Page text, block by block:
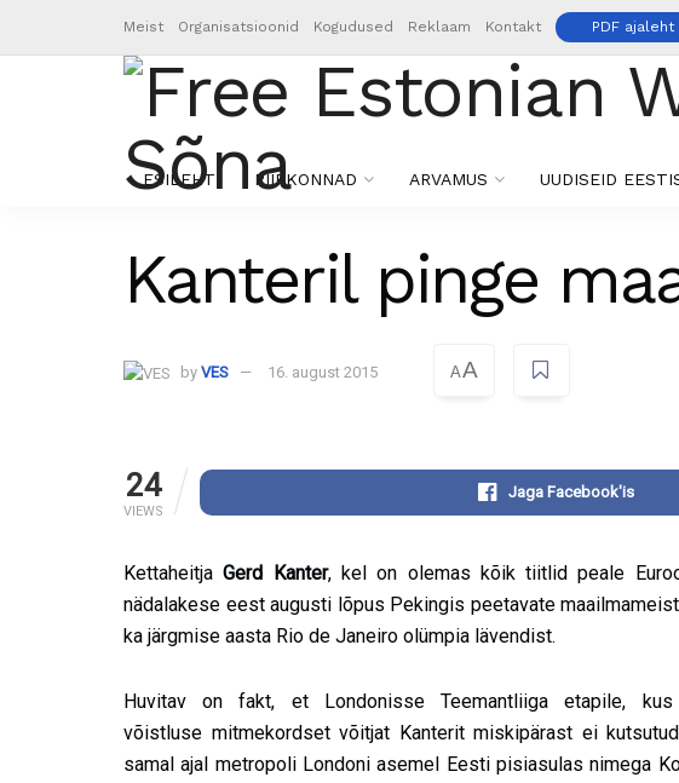
Meist Organisatsioonid Kogudused Reklaam Kontakt PDF ajaleht
ESILEHT PIIRKONNAD ARVAMUS UUDISEID
Kanteril pinge
by VES 16. august 2015 AA
24
VIEWS
Jaga Facebook'is
KettaheitjaGerd Kanter, kel on olemas kõik tiitlid peale
nädalakese eest augusti lõpus Pekingis peetavate
ka järgmise aasta Rio de Janeiro olümpia lävendist.
Huvitav on fakt, et Londonisse Teemantliiga etapile,
võistluse mitmekordset võitjat Kanterit miskipärast ei
samal ajal metropoli Londoni asemel Eesti pisiasulas nimega